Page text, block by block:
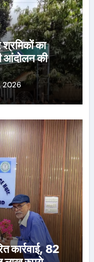
श्रमिकों का
आंदोलन की
2026
कार्रवाई, 82